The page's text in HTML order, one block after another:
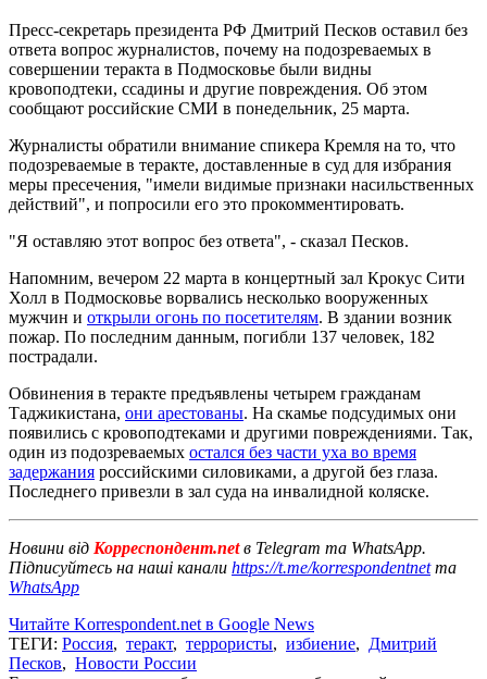
Пресс-секретарь президента РФ Дмитрий Песков оставил без
ответа вопрос журналистов, почему на подозреваемых в
совершении теракта в Подмосковье были видны
кровоподтеки, ссадины и другие повреждения. Об этом
сообщают российские СМИ в понедельник, 25 марта.
Журналисты обратили внимание спикера Кремля на то, что
подозреваемые в теракте, доставленные в суд для избрания
меры пресечения, "имели видимые признаки насильственных
действий", и попросили его это прокомментировать.
"Я оставляю этот вопрос без ответа", - сказал Песков.
Напомним, вечером 22 марта в концертный зал Крокус Сити
Холл в Подмосковье ворвались несколько вооруженных
мужчин и открыли огонь по посетителям. В здании возник
пожар. По последним данным, погибли 137 человек, 182
пострадали.
Обвинения в теракте предъявлены четырем гражданам
Таджикистана, они арестованы. На скамье подсудимых они
появились с кровоподтеками и другими повреждениями. Так,
один из подозреваемых остался без части уха во время
задержания российскими силовиками, а другой без глаза.
Последнего привезли в зал суда на инвалидной коляске.
Новини від Корреспондент.netв Telegram та WhatsApp.
Підписуйтесь на наші канали https://t.me/korrespondentnetта
WhatsApp
Читайте Korrespondent.net в Google News
ТЕГИ: Россия, теракт, террористы, избиение, Дмитрий
Песков, Новости России